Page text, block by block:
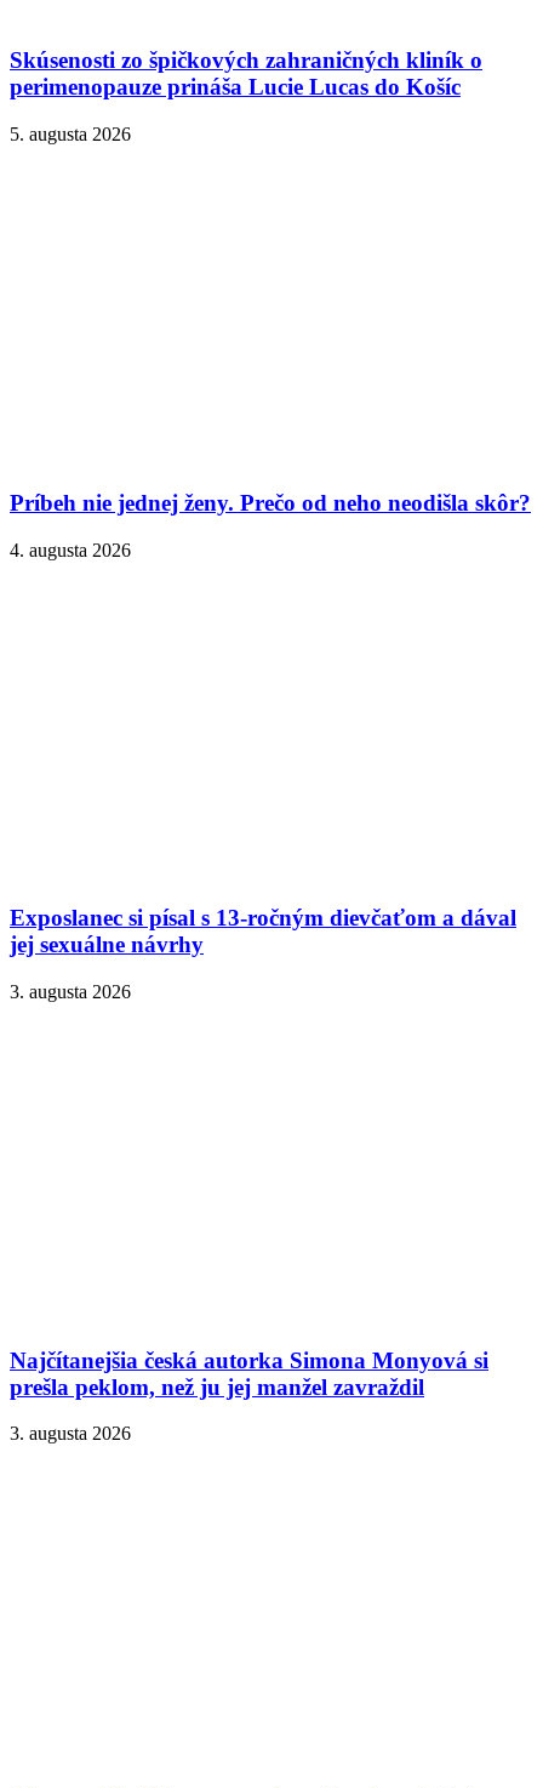
Skúsenosti zo špičkových zahraničných kliník o
perimenopauze prináša Lucie Lucas do Košíc
5. augusta 2026
Príbeh nie jednej ženy. Prečo od neho neodišla skôr?
4. augusta 2026
Exposlanec si písal s 13-ročným dievčaťom a dával
jej sexuálne návrhy
3. augusta 2026
Najčítanejšia česká autorka Simona Monyová si
prešla peklom, než ju jej manžel zavraždil
3. augusta 2026